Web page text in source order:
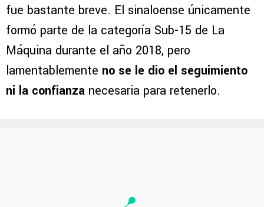
fue bastante breve. El sinaloense únicamente
formó parte de la categoría Sub-15 de La
Máquina durante el año 2018, pero
lamentablemente no se le dio el seguimiento
ni la confianza necesaria para retenerlo.